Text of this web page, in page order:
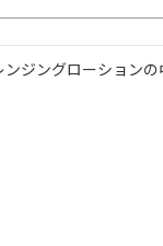
ジングローション